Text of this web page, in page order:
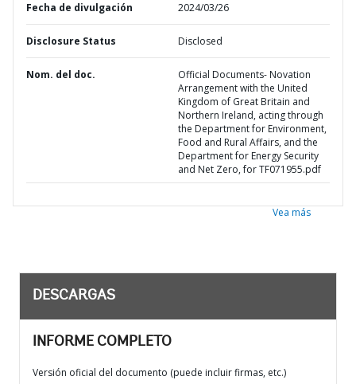
Fecha de divulgación 2024/03/26
Disclosure Status Disclosed
Nom. del doc.
Official Documents- Novation
Arrangement with the United
Kingdom of Great Britain and
Northern Ireland, acting through
the Department for Environment,
Food and Rural Affairs, and the
Department for Energy Security
and Net Zero, for TF071955.pdf
Vea más
DESCARGAS
INFORME COMPLETO
Versión oficial del documento (puede incluir firmas, etc.)